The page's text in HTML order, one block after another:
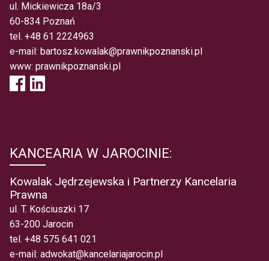
ul. Mickiewicza 18a/3
60-834 Poznań
tel. +48 61 2224963
e-mail: bartosz.kowalak@prawnikpoznanski.pl
www: prawnikpoznanski.pl
KANCEARIA W JAROCINIE:
Kowalak Jędrzejewska i Partnerzy Kancelaria
Prawna
ul. T. Kościuszki 17
63-200 Jarocin
tel. +48 575 641 021
e-mail: adwokat@kancelariajarocin.pl